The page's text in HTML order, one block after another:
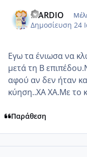
MARDIO
Δημοσίευση 24
Εγω τα ένιωσα να
μετά τη Β
αφού αν δεν ήταν
κύηση..ΧΑ ΧΑ.Με το
Παράθεση